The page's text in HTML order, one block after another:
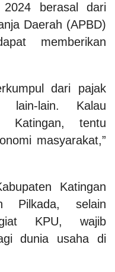
2024 berasal dari
Daerah (APBD)
memberikan
dari pajak
lain-lain. Kalau
Katingan, tentu
masyarakat,”
Katingan
Pilkada, selain
KPU, wajib
dunia usaha di